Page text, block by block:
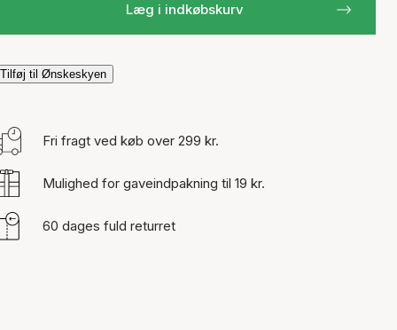
Læg i indkøbskurv
Tilføj til Ønskeskyen
Fri fragt ved køb over 299 kr.
Mulighed for gaveindpakning til 19 kr.
60 dages fuld returret